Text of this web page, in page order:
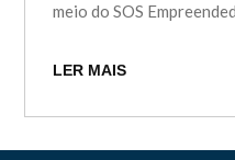
meio do SOS
LER MAIS